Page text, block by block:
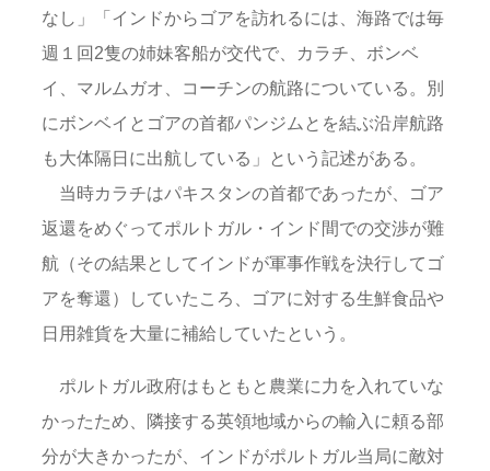
なし」「インドからゴアを訪れるには、海路では毎
週１回2隻の姉妹客船が交代で、カラチ、ボンベ
イ、マルムガオ、コーチンの航路についている。別
にボンベイとゴアの首都パンジムとを結ぶ沿岸航路
も大体隔日に出航している」という記述がある。
当時カラチはパキスタンの首都であったが、ゴア
返還をめぐってポルトガル・インド間での交渉が難
航（その結果としてインドが軍事作戦を決行してゴ
アを奪還）していたころ、ゴアに対する生鮮食品や
日用雑貨を大量に補給していたという。
ポルトガル政府はもともと農業に力を入れていな
かったため、隣接する英領地域からの輸入に頼る部
分が大きかったが、インドがポルトガル当局に敵対